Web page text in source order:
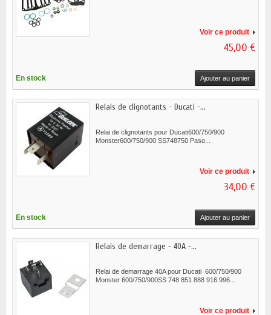
Voir ce produit
45,00 €
En stock Ajouter au panier
Relais de clignotants - Ducati -...
Relai de clignotants pour Ducati600/750/900
Monster600/750/900 SS748750 Paso...
Voir ce produit
34,00 €
En stock Ajouter au panier
Relais de demarrage - 40A -...
Relai de demarrage 40A pour Ducati 600/750/900
Monster 600/750/900SS 748 851 888 916 996...
Voir ce produit